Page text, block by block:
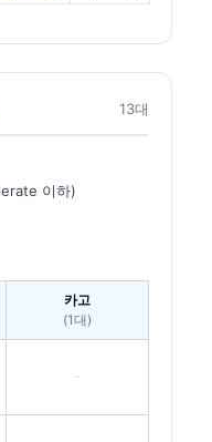
13대
이하)
카고
(1대)
-